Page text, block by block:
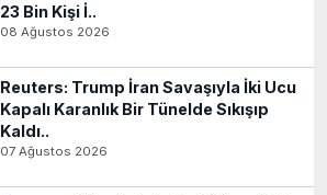
23 Bin Kişi İ..
08 Ağustos 2026
Reuters: Trump İran Savaşıyla İki Ucu
Kapalı Karanlık Bir Tünelde Sıkışıp
Kaldı..
07 Ağustos 2026